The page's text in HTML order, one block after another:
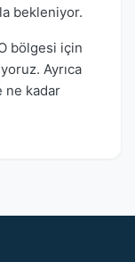
bekleniyor.
bölgesi için
Ayrıca
ne kadar